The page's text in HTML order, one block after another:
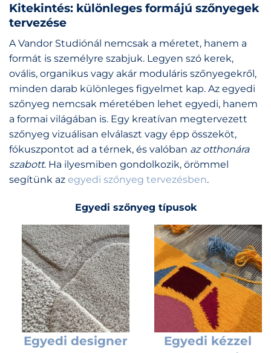
Kitekintés: különleges formájú szőnyegek
tervezése
A Vandor Studiónál nemcsak a méretet, hanem a
formát is személyre szabjuk. Legyen szó kerek,
ovális, organikus vagy akár moduláris szőnyegekről,
minden darab különleges figyelmet kap. Az egyedi
szőnyeg nemcsak méretében lehet egyedi, hanem
a formai világában is. Egy kreatívan megtervezett
szőnyeg vizuálisan elválaszt vagy épp összeköt,
fókuszpontot ad a térnek, és valóban az otthonára
szabott. Ha ilyesmiben gondolkozik, örömmel
segítünk az egyedi szőnyeg tervezésben.
Egyedi szőnyeg típusok
Egyedi designer
Egyedi kézzel